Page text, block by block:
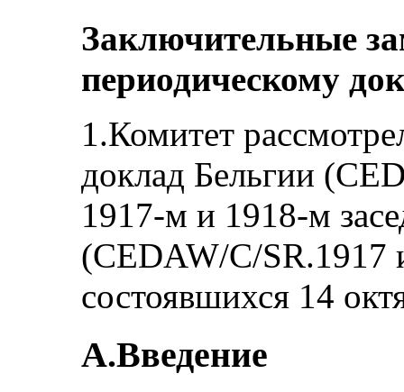
Заключительные
периодическому
1.Комитет
доклад Бельгии
1917-м и 1918-м
(CEDAW/C/SR.1917
состоявшихся 14
A.Введение